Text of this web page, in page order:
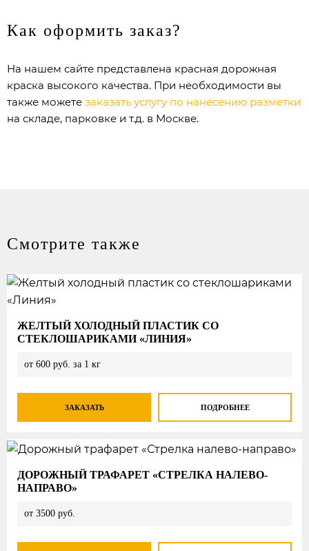
Как оформить заказ?
На нашем сайте представлена красная дорожная
краска высокого качества. При необходимости вы
также можете заказать услугу по нанесению разметки
на складе, парковке и т.д. в Москве.
Смотрите также
ЖЕЛТЫЙ ХОЛОДНЫЙ ПЛАСТИК СО
СТЕКЛОШАРИКАМИ «ЛИНИЯ»
от 600 руб. за 1 кг
ЗАКАЗАТЬ ПОДРОБНЕЕ
ДОРОЖНЫЙ ТРАФАРЕТ «СТРЕЛКА НАЛЕВО-
НАПРАВО»
от 3500 руб.